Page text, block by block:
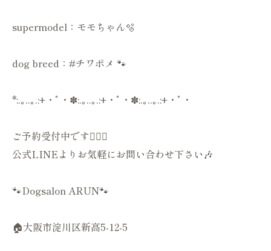
supermodel：モモちゃん🫧
dog breed：#チワポメ 🐾
*:.｡..｡.:+・ﾟ・✽:.｡..｡.:+・ﾟ・✽:.｡..｡.:+・ﾟ・
ご予約受付中です💁🏻‍♀️
公式LINEよりお気軽にお問い合わせ下さい🎶
🐾Dogsalon ARUN🐾
🏠大阪市淀川区新高5-12-5